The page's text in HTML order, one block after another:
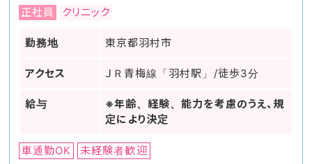
正社員 クリニック
勤務地 東京都羽村市
アクセス ＪＲ青梅線「羽村駅」/徒歩3分
給与
※年齢、経験、能力を考慮のうえ、規
定により決定
車通勤OK 未経験者歓迎